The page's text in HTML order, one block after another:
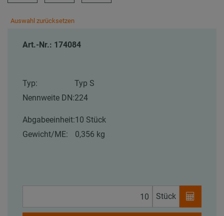
Auswahl zurücksetzen
Art.-Nr.: 174084
Typ:
Typ S
Nennweite DN:224
Abgabeeinheit:10 Stück
Gewicht/ME:
0,356 kg
Stück